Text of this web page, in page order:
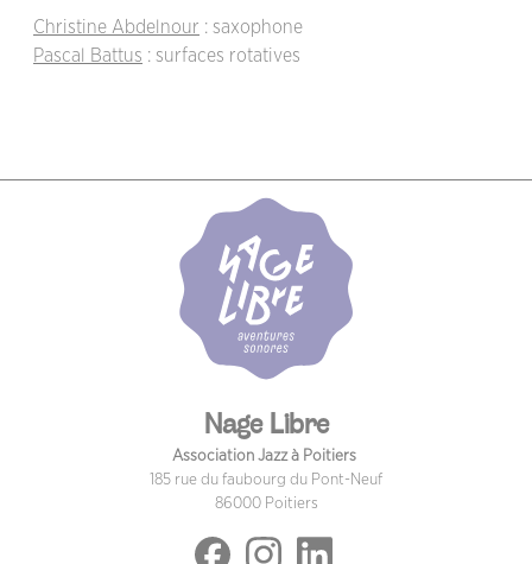
Christine Abdelnour : saxophone
Pascal Battus : surfaces rotatives
Nage Libre
Association Jazz à Poitiers
185 rue du faubourg du Pont-Neuf
86000 Poitiers